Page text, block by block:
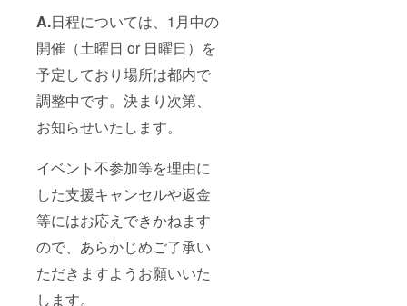
A.日程については、1月中の
開催（土曜日 or 日曜日）を
予定しており場所は都内で
調整中です。決まり次第、
お知らせいたします。
イベント不参加等を理由に
した支援キャンセルや返金
等にはお応えできかねます
ので、あらかじめご了承い
ただきますようお願いいた
します。